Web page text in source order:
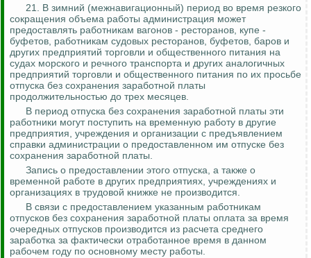
21. В зимний (межнавигационный) период во время резкого
сокращения объема работы администрация может
предоставлять работникам вагонов - ресторанов, купе -
буфетов, работникам судовых ресторанов, буфетов, баров и
других предприятий торговли и общественного питания на
судах морского и речного транспорта и других аналогичных
предприятий торговли и общественного питания по их просьбе
отпуска без сохранения заработной платы
продолжительностью до трех месяцев.
В период отпуска без сохранения заработной платы эти
работники могут поступить на временную работу в другие
предприятия, учреждения и организации с предъявлением
справки администрации о предоставленном им отпуске без
сохранения заработной платы.
Запись о предоставлении этого отпуска, а также о
временной работе в других предприятиях, учреждениях и
организациях в трудовой книжке не производится.
В связи с предоставлением указанным работникам
отпусков без сохранения заработной платы оплата за время
очередных отпусков производится из расчета среднего
заработка за фактически отработанное время в данном
рабочем году по основному месту работы.